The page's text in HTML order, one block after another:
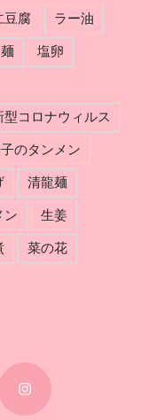
豆腐 ラー油
塩卵
型コロナウィルス
のタンメン
清龍麺
ン 生姜
菜の花
Instagram